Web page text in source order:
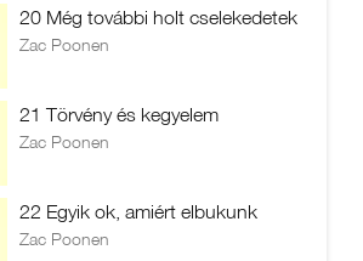
20 Még további holt cselekedetek
Zac Poonen
21 Törvény és kegyelem
Zac Poonen
22 Egyik ok, amiért elbukunk
Zac Poonen